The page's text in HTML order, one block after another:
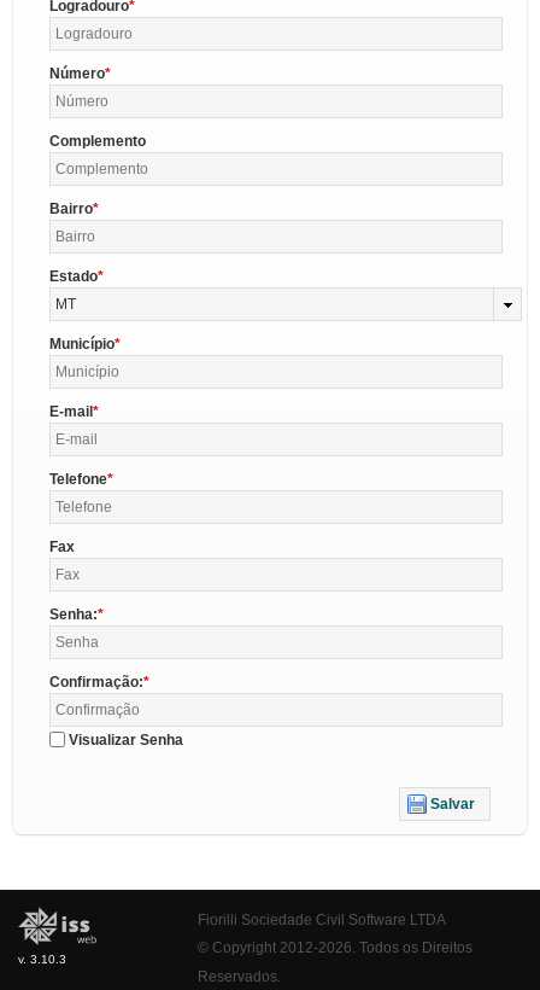
Logradouro
Número
Complemento
Bairro
Estado
MT
Município
E-mail
Telefone
Fax
Senha:
Confirmação:
Visualizar Senha
Salvar
v. 3.10.3
Fiorilli Sociedade Civil Software LTDA
© Copyright 2012-2026. Todos os Direitos
Reservados.